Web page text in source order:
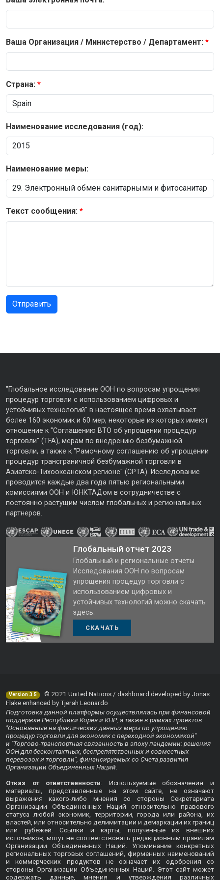
Ваша Организация / Министерство / Департамент:
Страна:
Наименование исследования (год):
Наименование меры:
Текст сообщения:
"Глобальное исследование ООН по вопросам упрощения
процедур торговли с использованием цифровых и
устойчивых технологий" в настоящее время охватывает
более 160 экономик и 60 мер, некоторые из которых имеют
отношение к "Соглашению ВТО об упрощении процедур
торговли" (TFA), мерам по внедрению безбумажной
торговли, а также к "Рамочному соглашению об упрощении
процедур трансграничной безбумажной торговли в
Азиатско-Тихоокеанском регионе" (CPTA). Исследование
проводится каждые два года пятью региональными
комиссиями ООН и ЮНКТАДом в сотрудничестве с
постоянно растущим числом глобальных и региональных
партнеров.
Глобальный отчет 2023
Глобальный и региональные отчеты
Исследования ООН по вопросам
упрощения процедур торговли с
использованием цифровых и
устойчивых технологий можно скачать
здесь:
СКАЧАТЬ
Version 3.5
© 2021 United Nations / dashboard developed by Jonas
Flake enhanced by Tjerah Leonardo
Подготовка данной платформы осуществлялась при финансовой
поддержке Республики Корея и КНР, а также в рамках проектов
"Основанные на фактических данных меры по упрощению
процедур торговли для экономик с переходной экономикой"
и "Торгово-транспортная связанность в эпоху пандемии: решения
ООН для бесконтактных, беспрепятственных и совместных
перевозок и торговли", финансируемых со Счета развития
Организации Объединенных Наций.
Отказ от ответственности: Используемые обозначения и
материалы, представленные на этом сайте, не означают
выражения какого-либо мнения со стороны Секретариата
Организации Объединенных Наций относительно правового
статуса любой экономик, территории, города или района, их
властей, или относительно делимитации и демаркации их границ
или рубежей. Ссылки и карты, полученные из внешних
источников, могут не соответствовать редакционным правилам
Организации Объединенных Наций. Упоминание конкретных
региональных торговых соглашений, фирменных наименований
и коммерческих продуктов не означает их одобрения со
стороны Организации Объединенных Наций. Этот сайт может
содержать данные, мнения и утверждения различных